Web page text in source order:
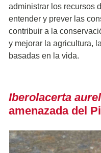
administrar los recursos
entender y prever las
contribuir a la
y mejorar la agricultura,
basadas en la vida.
Iberolacerta
amenazada del